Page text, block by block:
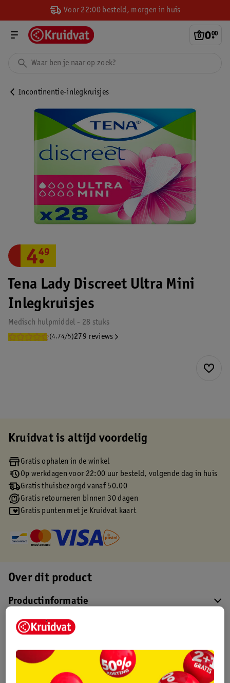
Voor 22:00 besteld, morgen in huis
0.
00
Incontinentie-inlegkruisjes
Tena Lady Discreet Ultra Mini
Inlegkruisjes
Medisch hulpmiddel - 28 stuks
(4.74/5)279 reviews
4.
49
Kruidvat is altijd voordelig
Gratis ophalen in de winkel
Op werkdagen voor 22:00 uur besteld, volgende dag in huis
Gratis thuisbezorgd vanaf 50.00
Gratis retourneren binnen 30 dagen
Gratis punten met je Kruidvat kaart
Over dit product
Productinformatie
Etiketinformatie
Nature Impact Score
Dit product heeft (nog) geen Nature